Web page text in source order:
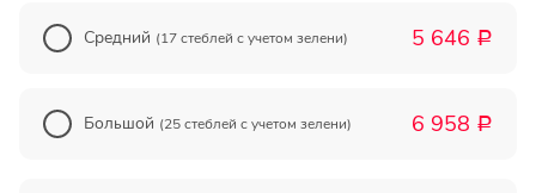
Сахалинская
Средний (17 стеблей с учетом зелени) 5 646 Р
Большой (25 стеблей с учетом зелени) 6 958 Р